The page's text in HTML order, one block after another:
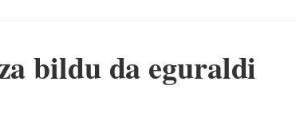
bildu da eguraldi